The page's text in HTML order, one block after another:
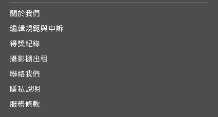
關於我們
編輯規範與申訴
得獎紀錄
攝影棚出租
聯絡我們
隱私說明
服務條款